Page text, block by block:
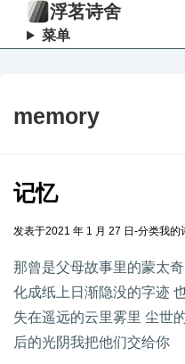
浮茗诗舍
菜单
memory
记忆
发表于2021 年 1 月 27 日 -分类我的
那曾是父母故事里的蒙太
化成纸上日渐隐没的字迹
失在遥远的云里雾里 尘世
后的光阴我把他们交给你